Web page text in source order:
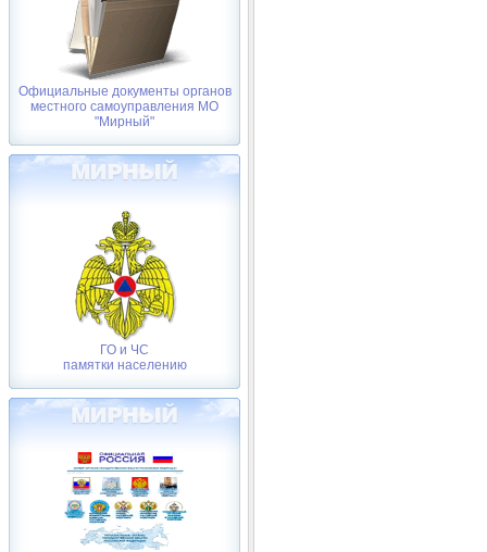
Официальные документы органов
местного самоуправления МО
"Мирный"
ГО и ЧС
памятки населению